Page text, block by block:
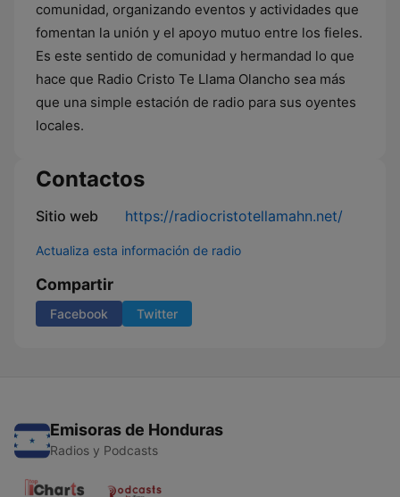
comunidad, organizando eventos y actividades que
fomentan la unión y el apoyo mutuo entre los fieles.
Es este sentido de comunidad y hermandad lo que
hace que Radio Cristo Te Llama Olancho sea más
que una simple estación de radio para sus oyentes
locales.
Contactos
Sitio web https://radiocristotellamahn.net/
Actualiza esta información de radio
Compartir
Facebook Twitter
Emisoras de Honduras
Radios y Podcasts